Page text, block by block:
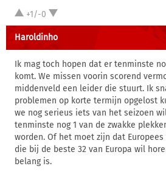
+1/-0
Haroldinho
Ik mag toch hopen dat er tenminste
komt. We missen voorin scorend
middenveld een leider die stuurt. Ik
problemen op korte termijn opgelost
we nog serieus iets van het seizoen
tenminste nog 1 van de zwakke
worden. Of het moet zijn dat
die bij de beste 32 van Europa wil
belang is.